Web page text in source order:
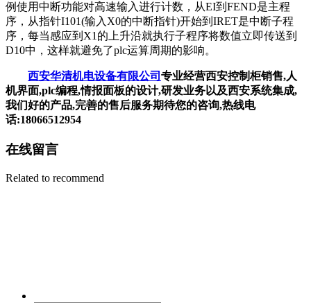
例使用中断功能对高速输入进行计数，从EI到FEND是主程
序，从指针I101(输入X0的中断指针)开始到IRET是中断子程
序，每当感应到X1的上升沿就执行子程序将数值立即传送到
D10中，这样就避免了plc运算周期的影响。
西安华清机电设备有限公司 专业经营西安控制柜销售,人
机界面,plc编程,情报面板的设计,研发业务以及西安系统集成,
我们好的产品,完善的售后服务期待您的咨询,热线电
话:18066512954
在线留言
Related to recommend